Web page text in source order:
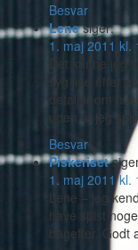
Besvar
Lene siger:
1. maj 2011 kl.
Det kunne
syg lige efter
detaljer om
uden at jeg
Besvar
Piskeriset
1. maj 2011 kl.
Lene – jeg
have spist
bagefter. Godt